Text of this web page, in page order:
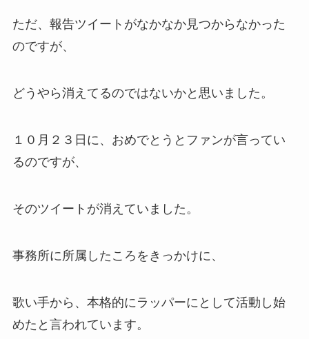
ただ、報告ツイートがなかなか見つからなかった
のですが、
どうやら消えてるのではないかと思いました。
１０月２３日に、おめでとうとファンが言ってい
るのですが、
そのツイートが消えていました。
事務所に所属したころをきっかけに、
歌い手から、本格的にラッパーにとして活動し始
めたと言われています。